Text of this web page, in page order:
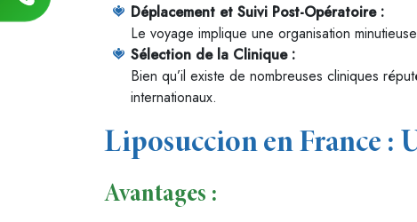
Déplacement et Suivi Post-Opératoire :
Le voyage implique une organisation
Sélection de la Clinique :
Bien qu’il existe de nombreuses cliniques
internationaux.
Liposuccion en France :
Avantages :